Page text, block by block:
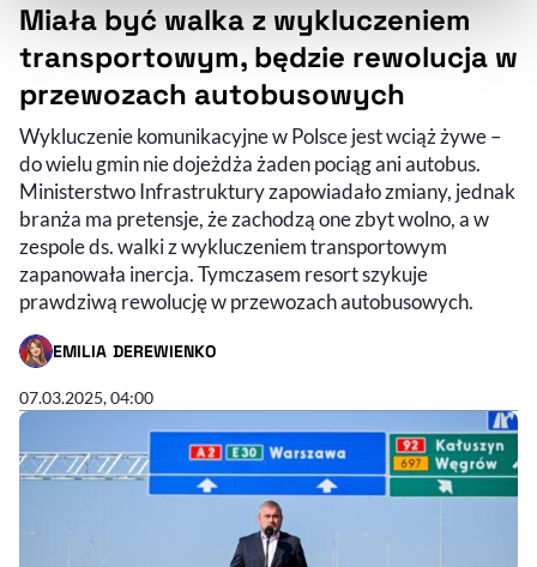
Miała być walka z wykluczeniem
transportowym, będzie rewolucja w
przewozach autobusowych
Wykluczenie komunikacyjne w Polsce jest wciąż żywe –
do wielu gmin nie dojeżdża żaden pociąg ani autobus.
Ministerstwo Infrastruktury zapowiadało zmiany, jednak
branża ma pretensje, że zachodzą one zbyt wolno, a w
zespole ds. walki z wykluczeniem transportowym
zapanowała inercja. Tymczasem resort szykuje
prawdziwą rewolucję w przewozach autobusowych.
EMILIA DEREWIENKO
- AUTOR ARTYKUŁU - PROFIL
07.03.2025, 04:00